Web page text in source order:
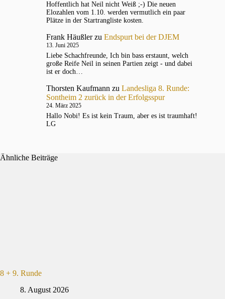
Hoffentlich hat Neil nicht Weiß ;-) Die neuen
Elozahlen vom 1.10. werden vermutlich ein paar
Plätze in der Startrangliste kosten.
Frank Häußlerzu Endspurt bei der DJEM
13. Juni 2025
Liebe Schachfreunde, Ich bin bass erstaunt, welch
große Reife Neil in seinen Partien zeigt - und dabei
ist er doch…
Thorsten Kaufmann zu Landesliga 8. Runde:
Sontheim 2 zurück in der Erfolgsspur
24. März 2025
Hallo Nobi! Es ist kein Traum, aber es ist traumhaft!
LG
Ähnliche Beiträge
8 + 9. Runde
8. August 2026